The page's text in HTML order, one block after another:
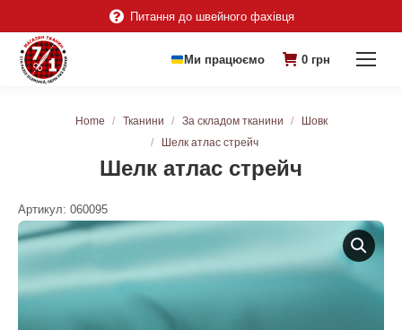
Питання до швейного фахівця
Ми працюємо 0 грн
Шелк атлас стрейч
You are here:
Home Тканини За складом тканини
Шовк
Шелк атлас стрейч
Артикул: 060095